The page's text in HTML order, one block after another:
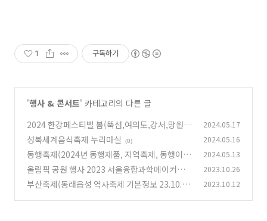
1 구독하기
'행사 & 콘서트' 카테고리의 다른 글
2024 한강페스티벌 봄(뚝섬,여의도,강서,망원,
반포)
(0)
2024.05.17
성북세계음식축제 누리마실 (0) 2024.05.16
동행축제(2024년 동행제품, 지역축제, 동행이벤
트)
(0)
2024.05.13
올림픽 공원 행사 2023 서울융합과학메이커축제
(0)
2023.10.26
부산축제(동래읍성 역사축제 기본정보 23.10.13
2023.10.12